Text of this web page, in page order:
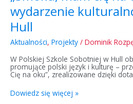
wydarzenie
Hull
Aktualności, Projekty / Dominik
W Polskiej Szkole Sobotniej w Hull
promujące polski język i kulturę –
Cię na oku”, zrealizowane dzięki
Dowiedz się więcej »